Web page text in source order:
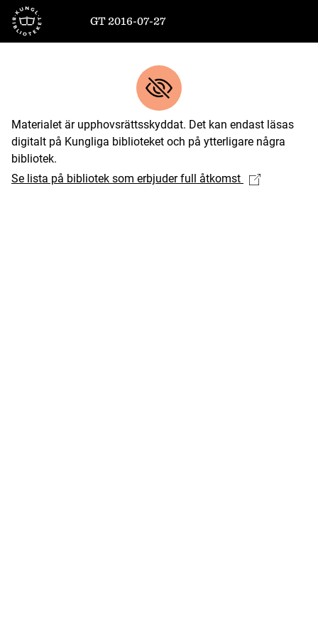
Till startsidan
GT 2016-07-27
Materialet är upphovsrättsskyddat. Det kan endast läsas
digitalt på Kungliga biblioteket och på ytterligare några
bibliotek.
Se lista på bibliotek som erbjuder full åtkomst